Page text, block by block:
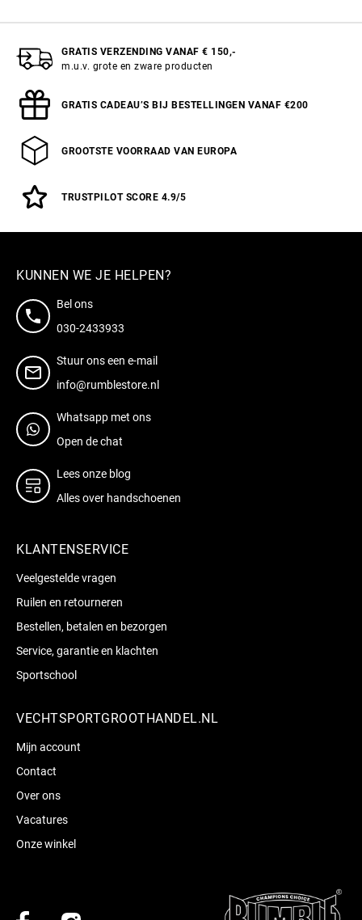
GRATIS VERZENDING VANAF € 150,-
m.u.v. grote en zware producten
GRATIS CADEAU’S BIJ BESTELLINGEN VANAF €200
GROOTSTE VOORRAAD VAN EUROPA
TRUSTPILOT SCORE 4.9/5
KUNNEN WE JE HELPEN?
Bel ons
030-2433933
Stuur ons een e-mail
info@rumblestore.nl
Whatsapp met ons
Open de chat
Lees onze blog
Alles over handschoenen
KLANTENSERVICE
Veelgestelde vragen
Ruilen en retourneren
Bestellen, betalen en bezorgen
Service, garantie en klachten
Sportschool
VECHTSPORTGROOTHANDEL.NL
Mijn account
Contact
Over ons
Vacatures
Onze winkel